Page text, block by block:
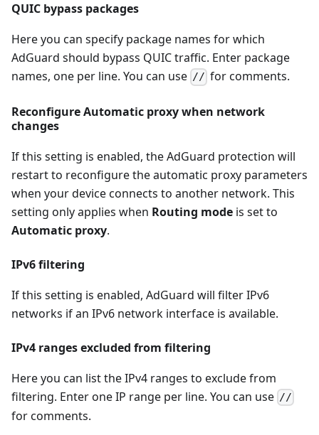
QUIC bypass packages
Here you can specify package names for which
AdGuard should bypass QUIC traffic. Enter package
names, one per line. You can use // for comments.
Reconfigure Automatic proxy when network
changes
If this setting is enabled, the AdGuard protection will
restart to reconfigure the automatic proxy parameters
when your device connects to another network. This
setting only applies when Routing mode is set to
Automatic proxy.
IPv6 filtering
If this setting is enabled, AdGuard will filter IPv6
networks if an IPv6 network interface is available.
IPv4 ranges excluded from filtering
Here you can list the IPv4 ranges to exclude from
filtering. Enter one IP range per line. You can use //
for comments.